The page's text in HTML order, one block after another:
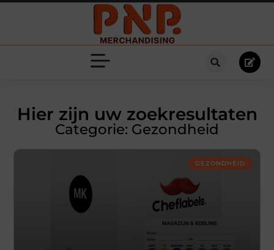
Hier zijn uw zoekresultaten
Categorie: Gezondheid
GEZONDHEID